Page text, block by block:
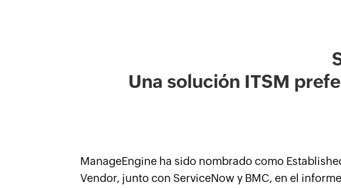
Una solución ITSM
ManageEngine ha sido nombrado como
Vendor, junto con ServiceNow y BMC, en el informe